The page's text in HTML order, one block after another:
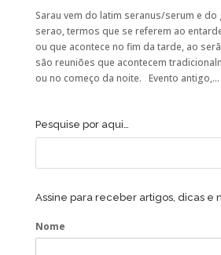
Sarau vem do latim seranus/serum e do
serao, termos que se referem ao
ou que acontece no fim da tarde, ao
são reuniões que acontecem
ou no começo da noite. Evento antigo,...
Pesquise por aqui…
Assine para receber artigos, dicas e
Nome